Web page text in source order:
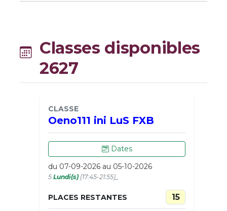
Classes disponibles
2627
CLASSE
Oeno111 ini LuS FXB
Dates
du 07-09-2026 au 05-10-2026
5 Lundi(s) (17:45-21:55)_
PLACES RESTANTES 15